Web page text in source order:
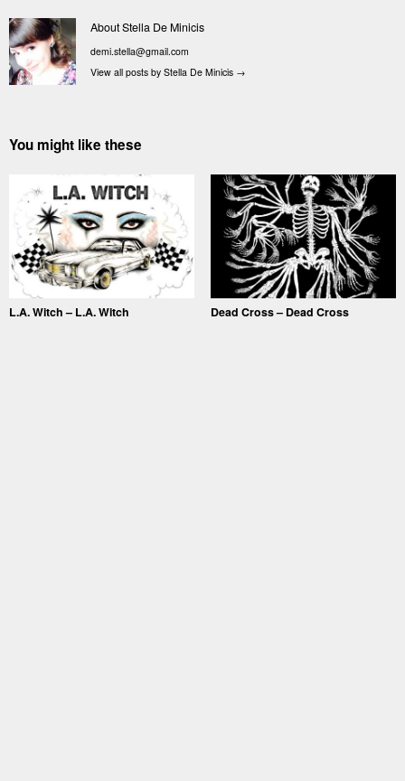
About Stella De Minicis
demi.stella@gmail.com
View all posts by Stella De Minicis →
You might like these
L.A. Witch – L.A. Witch Dead Cross – Dead Cross